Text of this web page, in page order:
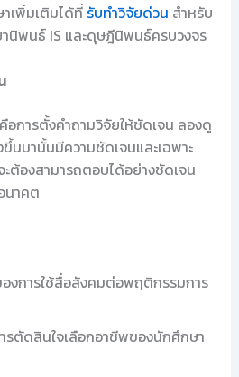
เพิ่มเติมได้ที่ รับทำวิจัยด่วน สำหรับ
นิพนธ์ IS และดุษฎีนิพนธ์ครบวงจร
การตั้งคำถามวิจัยให้ชัดเจน ลองดู
นมานั้นมีความชัดเจนและเฉพาะ
ะต้องสามารถตอบได้อย่างชัดเจน
นาคต
งการใช้สื่อสังคมต่อพฤติกรรมการ
รตัดสินใจเลือกอาชีพของนักศึกษา